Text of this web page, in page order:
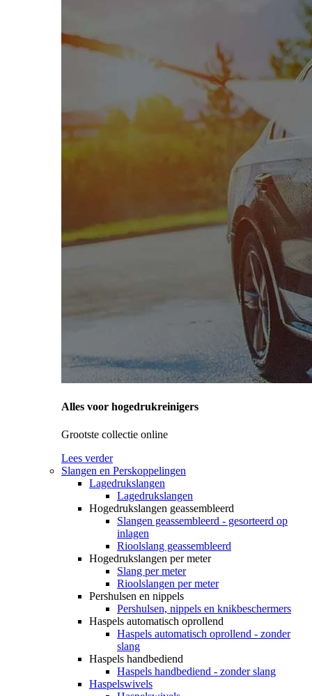
Alles voor hogedrukreinigers
Grootste collectie online
Lees verder
Slangen en Perskoppelingen
Lagedrukslangen
Lagedrukslangen
Hogedrukslangen geassembleerd
Slangen geassembleerd - gesorteerd op
inlagen
Rioolslang geassembleerd
Hogedrukslangen per meter
Slang per meter
Rioolslangen per meter
Pershulsen en nippels
Pershulsen, nippels en knikbeschermers
Haspels automatisch oprollend
Haspels automatisch oprollend - zonder
slang
Haspels handbediend
Haspels handbediend - zonder slang
Haspelswivels